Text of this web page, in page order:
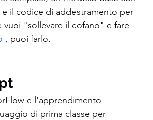
il codice di addestramento per
"sollevare il cofano" e fare
, puoi farlo.
e l'apprendimento
di prima classe per